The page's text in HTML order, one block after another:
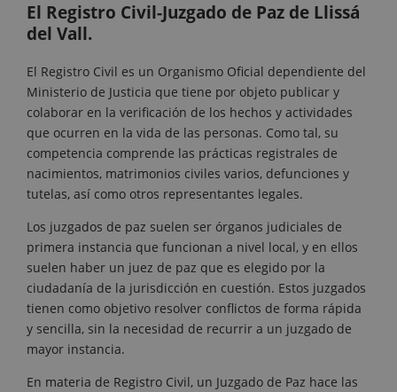
El Registro Civil-Juzgado de Paz de Llissá
del Vall.
El Registro Civil es un Organismo Oficial dependiente del
Ministerio de Justicia que tiene por objeto publicar y
colaborar en la verificación de los hechos y actividades
que ocurren en la vida de las personas. Como tal, su
competencia comprende las prácticas registrales de
nacimientos, matrimonios civiles varios, defunciones y
tutelas, así como otros representantes legales.
Los juzgados de paz suelen ser órganos judiciales de
primera instancia que funcionan a nivel local, y en ellos
suelen haber un juez de paz que es elegido por la
ciudadanía de la jurisdicción en cuestión. Estos juzgados
tienen como objetivo resolver conflictos de forma rápida
y sencilla, sin la necesidad de recurrir a un juzgado de
mayor instancia.
En materia de Registro Civil, un Juzgado de Paz hace las